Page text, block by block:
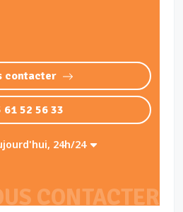
CONTACTER
contacter
61 52 56 33
24h/24